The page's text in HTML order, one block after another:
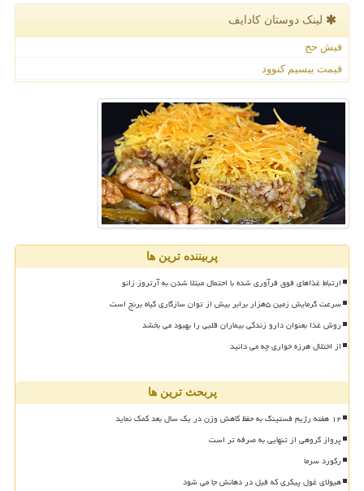
لینک دوستان كادایف
فیش حج
قیمت بیسیم کنوود
پربیننده ترین ها
ارتباط غذاهای فوق فرآوری شده با احتمال مبتلا شدن به آرتروز زانو
سرعت گرمایش زمین ۵هزار برابر بیش از توان سازگاری گیاه برنج است
روش غذا بعنوان دارو زندگی بیماران قلبی را بهبود می بخشد
از اختلال هرزه خواری چه می دانید
پربحث ترین ها
۱۲ هفته رژیم فستینگ به حفظ کاهش وزن در یک سال بعد کمک نماید
پرواز گروهی از تنهایی به صرفه تر است
رکورد سرما
هیولای غول پیکری که فیل در دهانش جا می شود